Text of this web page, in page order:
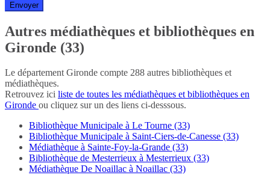
Autres médiathèques et bibliothèques en
Gironde (33)
Le département Gironde compte 288 autres bibliothèques et
médiathèques.
Retrouvez ici liste de toutes les médiathèques et bibliothèques en
Gironde ou cliquez sur un des liens ci-desssous.
Bibliothèque Municipale à Le Tourne (33)
Bibliothèque Municipale à Saint-Ciers-de-Canesse (33)
Médiathèque à Sainte-Foy-la-Grande (33)
Bibliothèque de Mesterrieux à Mesterrieux (33)
Médiathèque De Noaillac à Noaillac (33)